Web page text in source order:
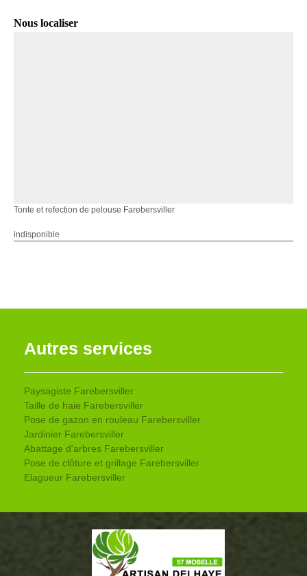
Nous localiser
Tonte et refection de pelouse Farebersviller
indisponible
Autres services
Paysagiste Farebersviller
Taille de haie Farebersviller
Pose de gazon en rouleau Farebersviller
Jardinier Farebersviller
Abattage d'arbres Farebersviller
Pose de clôture et grillage Farebersviller
Elagueur Farebersviller